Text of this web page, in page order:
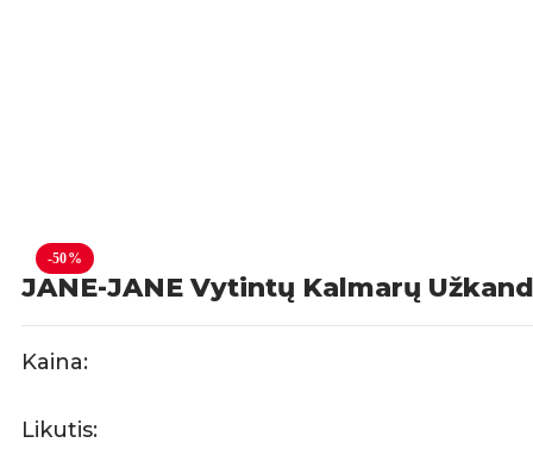
-50%
JANE-JANE Vytintų Kalmarų
Kaina:
Likutis: